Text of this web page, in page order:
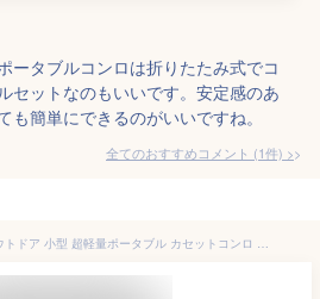
ータブルコンロは折りたたみ式でコ
セットなのもいいです。安定感のあ
も簡単にできるのがいいですね。
全てのおすすめコメント (1件) >
ミニカセットコンロ アウトドア 小型 超軽量ポータブル カセットコンロ 防災に適した一台二役 強火力 バーベキュー 卓上アウトドアクッキング速加熱ヒーター 電源不要 コンロ キャンプ カセットコンロ ガスタンク式 屋内 屋外兼用 (松葉緑角 コンロ&収納バッグ)